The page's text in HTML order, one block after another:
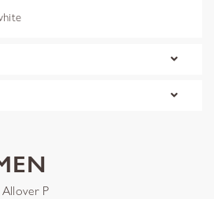
Allover P